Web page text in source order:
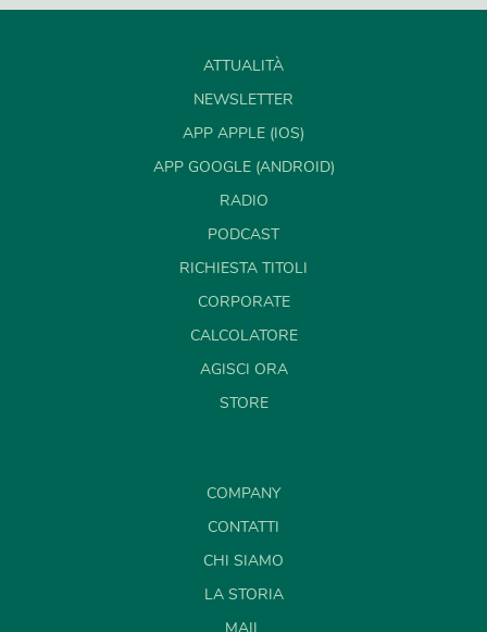
ATTUALITÀ
NEWSLETTER
APP APPLE (IOS)
APP GOOGLE (ANDROID)
RADIO
PODCAST
RICHIESTA TITOLI
CORPORATE
CALCOLATORE
AGISCI ORA
STORE
COMPANY
CONTATTI
CHI SIAMO
LA STORIA